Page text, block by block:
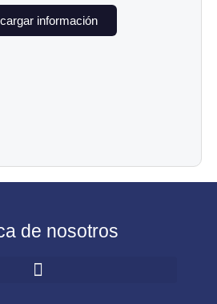
información
de nosotros